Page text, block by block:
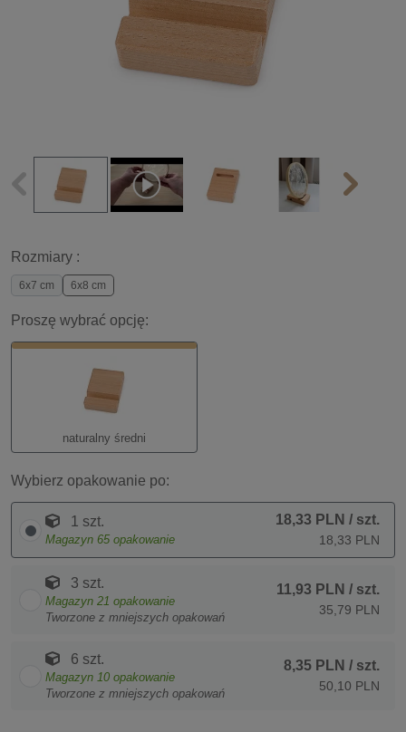
Rozmiary :
6x7 cm 6x8 cm
Proszę wybrać opcję:
naturalny średni
Wybierz opakowanie po:
1 szt.
Magazyn 65 opakowanie
18,33 PLN / szt.
18,33 PLN
3 szt.
Magazyn 21 opakowanie
Tworzone z mniejszych opakowań
11,93 PLN / szt.
35,79 PLN
6 szt.
Magazyn 10 opakowanie
Tworzone z mniejszych opakowań
8,35 PLN / szt.
50,10 PLN